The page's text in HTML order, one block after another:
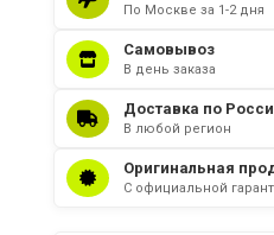
По Москве за 1-2 дня
Самовывоз
В день заказа
Доставка по
В любой регион
Оригинальная
С официальной